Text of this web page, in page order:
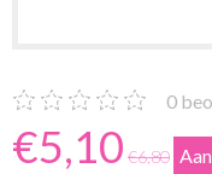
0
€5,10 €6,80